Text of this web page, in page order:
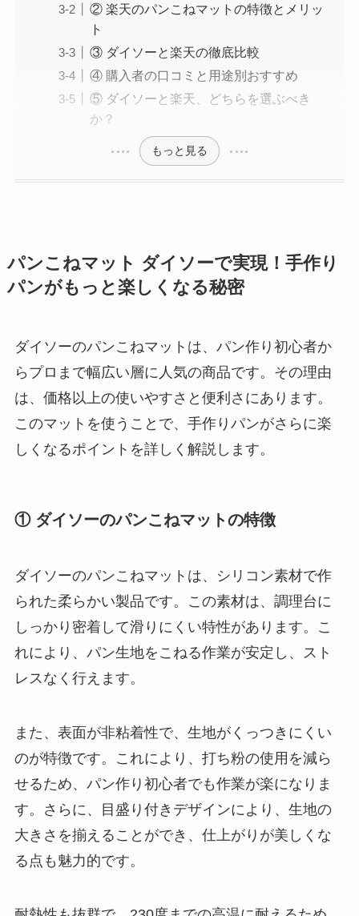
② 楽天のパンこねマットの特徴とメリッ
ト
③ ダイソーと楽天の徹底比較
④ 購入者の口コミと用途別おすすめ
⑤ ダイソーと楽天、どちらを選ぶべき
か？
もっと見る
パンこねマット ダイソーで実現！手作り
パンがもっと楽しくなる秘密
ダイソーのパンこねマットは、パン作り初心者か
らプロまで幅広い層に人気の商品です。その理由
は、価格以上の使いやすさと便利さにあります。
このマットを使うことで、手作りパンがさらに楽
しくなるポイントを詳しく解説します。
① ダイソーのパンこねマットの特徴
ダイソーのパンこねマットは、シリコン素材で作
られた柔らかい製品です。この素材は、調理台に
しっかり密着して滑りにくい特性があります。こ
れにより、パン生地をこねる作業が安定し、スト
レスなく行えます。
また、表面が非粘着性で、生地がくっつきにくい
のが特徴です。これにより、打ち粉の使用を減ら
せるため、パン作り初心者でも作業が楽になりま
す。さらに、目盛り付きデザインにより、生地の
大きさを揃えることができ、仕上がりが美しくな
る点も魅力的です。